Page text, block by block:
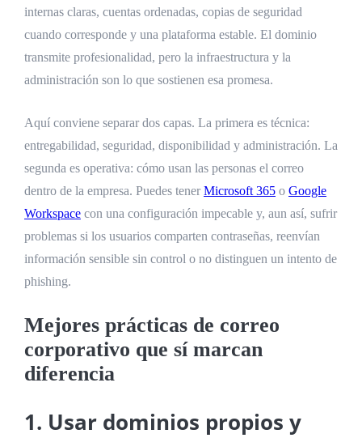
internas claras, cuentas ordenadas, copias de seguridad
cuando corresponde y una plataforma estable. El dominio
transmite profesionalidad, pero la infraestructura y la
administración son lo que sostienen esa promesa.
Aquí conviene separar dos capas. La primera es técnica:
entregabilidad, seguridad, disponibilidad y administración. La
segunda es operativa: cómo usan las personas el correo
dentro de la empresa. Puedes tener Microsoft 365 o Google
Workspace con una configuración impecable y, aun así, sufrir
problemas si los usuarios comparten contraseñas, reenvían
información sensible sin control o no distinguen un intento de
phishing.
Mejores prácticas de correo
corporativo que sí marcan
diferencia
1. Usar dominios propios y